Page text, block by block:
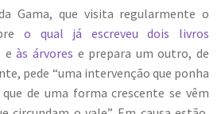
Gama, que visita regularmente o
o qual já escreveu dois livros
eàs árvores e prepara um outro, de
pede “uma intervenção que ponha
de uma forma crescente se vêm